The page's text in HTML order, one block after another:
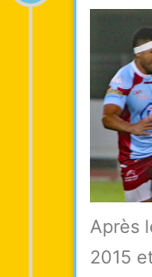
Après
2015